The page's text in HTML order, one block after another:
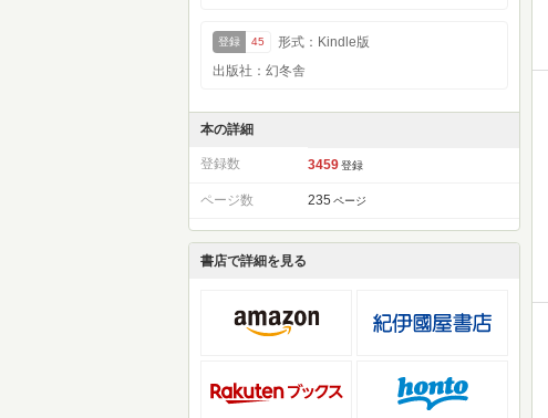
登録 45
形式：Kindle版
出版社：幻冬舎
本の詳細
登録数 3459 登録
ページ数 235 ページ
書店で詳細を見る